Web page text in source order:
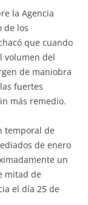
la Agencia
de los
que cuando
volumen del
de maniobra
fuertes
más remedio.
temporal de
de enero
un
mitad de
el día 25 de